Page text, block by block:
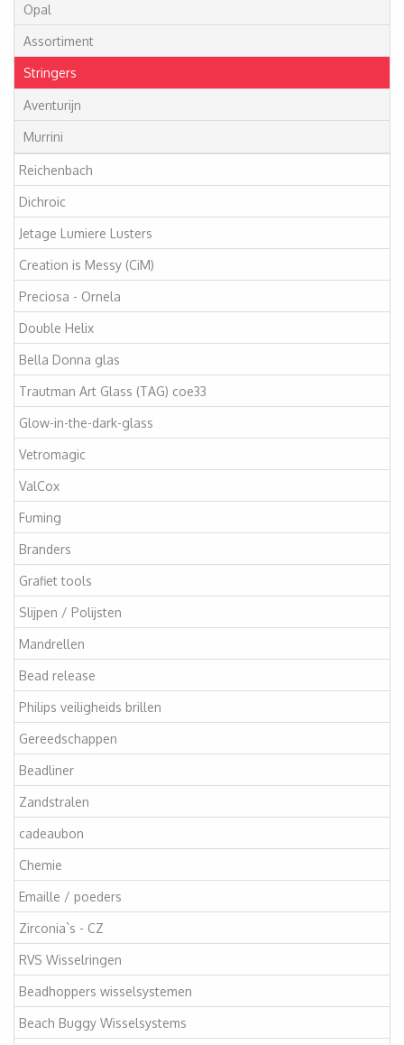
Opal
Assortiment
Stringers
Aventurijn
Murrini
Reichenbach
Dichroic
Jetage Lumiere Lusters
Creation is Messy (CiM)
Preciosa - Ornela
Double Helix
Bella Donna glas
Trautman Art Glass (TAG) coe33
Glow-in-the-dark-glass
Vetromagic
ValCox
Fuming
Branders
Grafiet tools
Slijpen / Polijsten
Mandrellen
Bead release
Philips veiligheids brillen
Gereedschappen
Beadliner
Zandstralen
cadeaubon
Chemie
Emaille / poeders
Zirconia`s - CZ
RVS Wisselringen
Beadhoppers wisselsystemen
Beach Buggy Wisselsystems